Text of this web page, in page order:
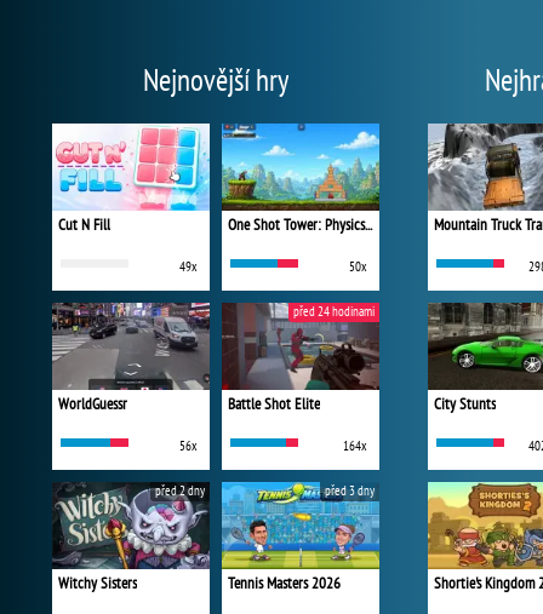
Nejnovější hry
Cut N Fill
49x
One Shot Tower: Physics Destroyer
50x
WorldGuessr
56x
Battle Shot Elite
164x
před 24 hodinami
Witchy Sisters
před 2 dny
Tennis Masters 2026
před 3 dny
Mountain Truck
City Stunts
Shortie's Kingdom